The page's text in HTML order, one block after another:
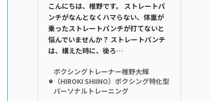
こんにちは、椎野です。 ストレートパ
ンチがなんとなくハマらない、体重が
乗ったストレートパンチが打てないと
悩んでいませんか？ ストレートパンチ
は、構えた時に、後ろ…
ボクシングトレーナー椎野大輝
（HIROKI SHIINO）ボクシング特化型
パーソナルトレーニング